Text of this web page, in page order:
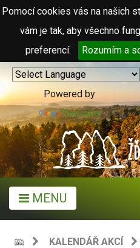
Pomocí cookies vás na našich
vám je tak, aby všechno
preferencí.
Rozumím a
Powered by
Translate
MENU
KALENDÁŘ AKCÍ